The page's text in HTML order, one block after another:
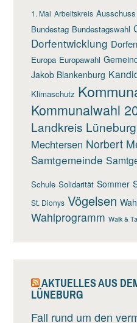
1. Mai Arbeitskreis Ausschuss
Bundestag Bundestagswahl
Dorfentwicklung
Europa Europawahl
Jakob Blankenburg
Klimaschutz
Kommunalwahl
Landkreis Lüneburg
Mechtersen Norbert
Samtgemeinde
Schule Solidarität Sommer
St. Dionys Vögelsen
Wahlprogramm Walk &
AKTUELLES AUS
LÜNEBURG
Fall rund um den